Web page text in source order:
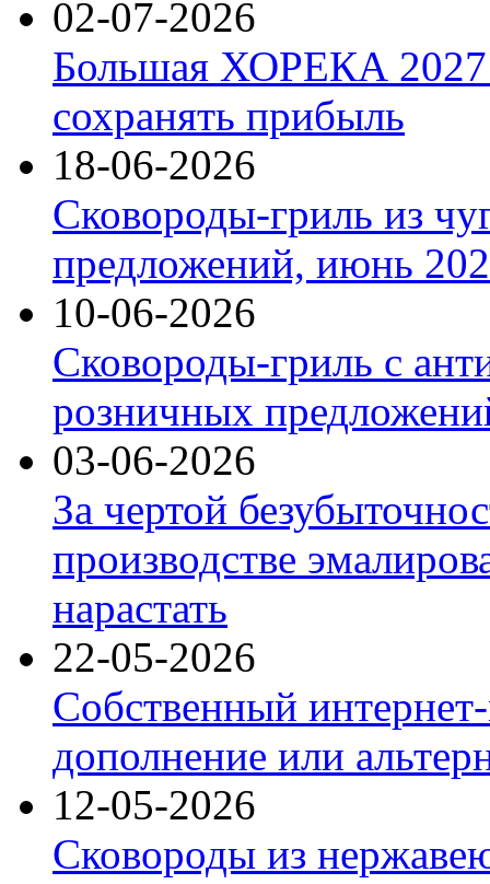
02-07-2026
Большая ХОРЕКА 2027:
сохранять прибыль
18-06-2026
Сковороды-гриль из
предложений, июнь
10-06-2026
Сковороды-гриль с
розничных
03-06-2026
За чертой
производстве
нарастать
22-05-2026
Собственный
дополнение или
12-05-2026
Сковороды из